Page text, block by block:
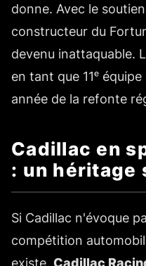
donne. Avec le
constructeur du
devenu inattaquable.
en tant que 11ᵉ
année de la refonte
Cadillac en
: un héritage
Si Cadillac n'évoque
compétition
existe. Cadillac